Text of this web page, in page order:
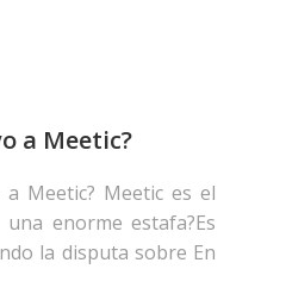
a Meetic?
Meetic? Meetic es el
enorme estafa?Es
la disputa sobre En